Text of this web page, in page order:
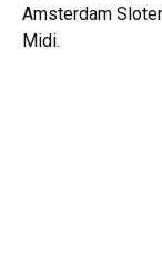
Amsterdam
Midi.